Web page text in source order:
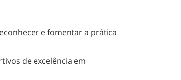
e fomentar a prática
de excelência em